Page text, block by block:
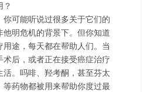
？
可能听说过很多关于它们的
明危机的背景下。但你知道
途，每天都在帮助人们。当
后，或者正在接受癌症治疗
。吗啡、羟考酮，甚至芬太
药物都被用来帮助你度过最